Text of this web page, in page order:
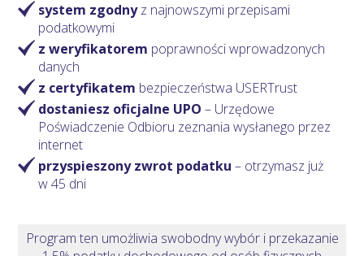
system zgodnyz najnowszymi przepisami
podatkowymi
z weryfikatorem poprawności wprowadzonych
danych
z certyfikatem bezpieczeństwa USERTrust
dostaniesz oficjalne UPO – Urzędowe
Poświadczenie Odbioru zeznania wysłanego przez
internet
przyspieszony zwrot podatku – otrzymasz już
w 45 dni
Program ten umożliwia swobodny wybór i przekazanie